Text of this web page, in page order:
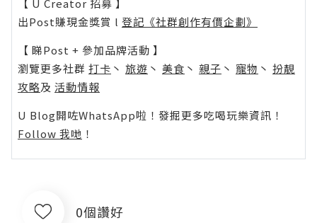
【 U Creator 招募 】
出Post賺現金獎賞 l 登記《社群創作有價企劃》
【 睇Post + 參加品牌活動 】
瀏覽更多社群 打卡 丶 旅遊 丶 美食 丶 親子 丶 寵物 丶 扮靚
攻略及 活動情報
U Blog開咗WhatsApp啦！發掘更多吃喝玩樂資訊！
Follow 我哋 ！
0個讚好